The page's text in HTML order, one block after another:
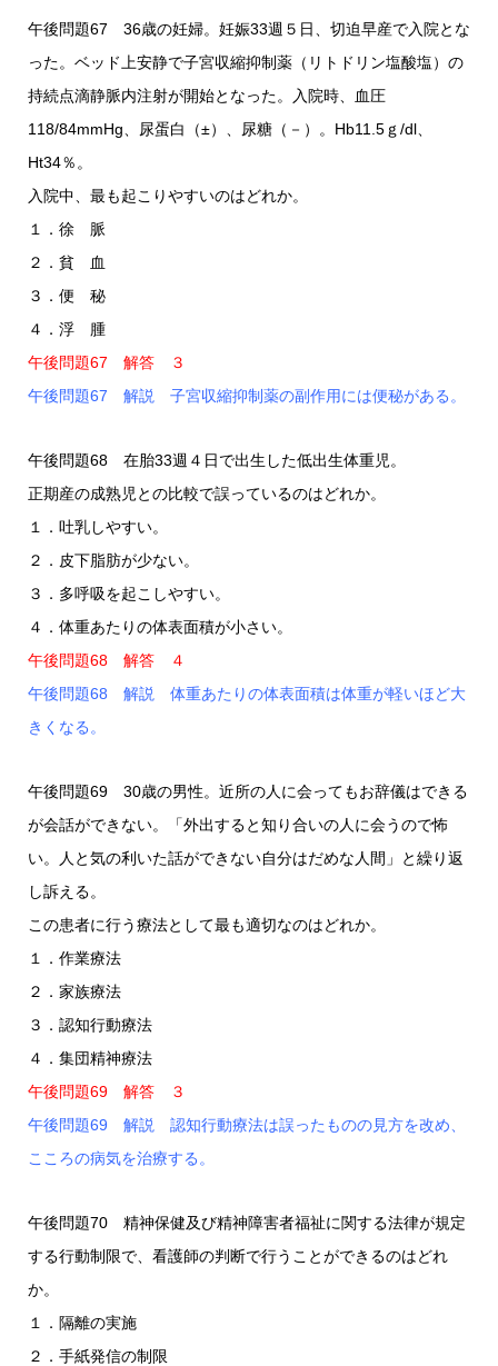
午後問題67 36歳の妊婦。妊娠33週５日、切迫早産で入院とな
った。ベッド上安静で子宮収縮抑制薬（リトドリン塩酸塩）の
持続点滴静脈内注射が開始となった。入院時、血圧
118/84mmHg、尿蛋白（±）、尿糖（－）。Hb11.5ｇ/dl、
Ht34％。
入院中、最も起こりやすいのはどれか。
１．徐 脈
２．貧 血
３．便 秘
４．浮 腫
午後問題67 解答 ３
午後問題67 解説 子宮収縮抑制薬の副作用には便秘がある。
午後問題68 在胎33週４日で出生した低出生体重児。
正期産の成熟児との比較で誤っているのはどれか。
１．吐乳しやすい。
２．皮下脂肪が少ない。
３．多呼吸を起こしやすい。
４．体重あたりの体表面積が小さい。
午後問題68 解答 ４
午後問題68 解説 体重あたりの体表面積は体重が軽いほど大
きくなる。
午後問題69 30歳の男性。近所の人に会ってもお辞儀はできる
が会話ができない。「外出すると知り合いの人に会うので怖
い。人と気の利いた話ができない自分はだめな人間」と繰り返
し訴える。
この患者に行う療法として最も適切なのはどれか。
１．作業療法
２．家族療法
３．認知行動療法
４．集団精神療法
午後問題69 解答 ３
午後問題69 解説 認知行動療法は誤ったものの見方を改め、
こころの病気を治療する。
午後問題70 精神保健及び精神障害者福祉に関する法律が規定
する行動制限で、看護師の判断で行うことができるのはどれ
か。
１．隔離の実施
２．手紙発信の制限